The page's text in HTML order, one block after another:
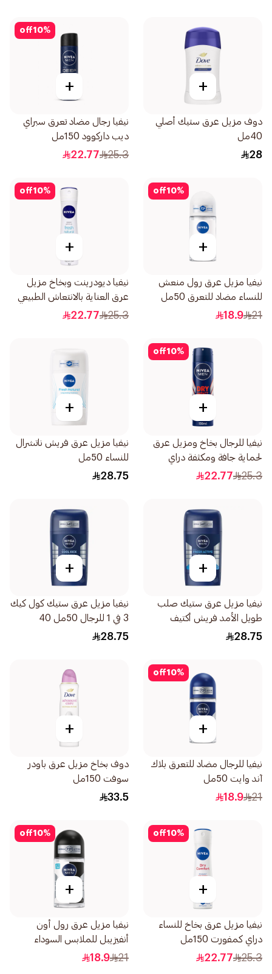
+
دوف مزيل عرق ستيك أصلي
40مل
28
10%
off
+
نيفيا رجال مضاد تعرق سبراي
ديب داركوود 150مل
25.3
22.77
10%
off
+
نيفيا مزيل عرق رول منعش
للنساء مضاد للتعرق 50مل
21
18.9
10%
off
+
نيفيا ديودرينت وبخاخ مزيل
عرق العناية بالانتعاش الطبيعي
للنساء 150مل
25.3
22.77
10%
off
+
نيفيا للرجال بخاخ ومزيل عرق
لحماية جافة ومكثفة دراي
إمباكت 150مل
25.3
22.77
+
نيفيا مزيل عرق فريش ناتشرال
للنساء 50مل
28.75
+
نيفيا مزيل عرق ستيك صلب
طويل الأمد فريش أكتيف
بالمنثول 50مل 150
28.75
+
نيفيا مزيل عرق ستيك كول كيك
3 في 1 للرجال 50مل 40
28.75
10%
off
+
نيفيا للرجال مضاد للتعرق بلاك
آند وايت 50مل
21
18.9
+
دوف بخاخ مزيل عرق باودر
سوفت 150مل
33.5
10%
off
+
نيفيا مزيل عرق بخاخ للنساء
دراي كمفورت 150مل
25.3
22.77
10%
off
+
نيفيا مزيل عرق رول أون
أنفيزيبل للملابس السوداء
والبيضاء فريش للرجال 50مل
21
18.9